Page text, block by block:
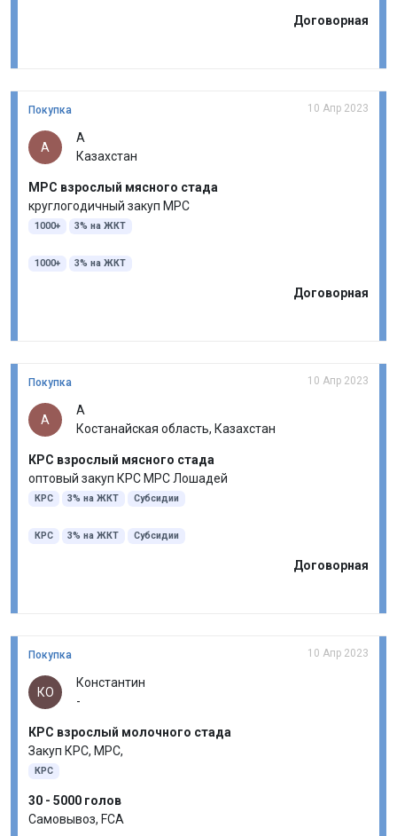
Договорная
Покупка 10 Апр 2023
А
А
Казахстан
МРС взрослый мясного стада
круглогодичный закуп МРС
1000+ 3% на ЖКТ
1000+ 3% на ЖКТ
Договорная
Покупка 10 Апр 2023
А
А
Костанайская область, Казахстан
КРС взрослый мясного стада
оптовый закуп КРС МРС Лошадей
КРС 3% на ЖКТ Субсидии
КРС 3% на ЖКТ Субсидии
Договорная
Покупка 10 Апр 2023
КО
Константин
-
КРС взрослый молочного стада
Закуп КРС, МРС,
КРС
30 - 5000 голов
Самовывоз, FCA